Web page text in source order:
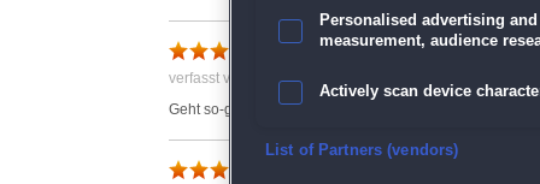
Naja
verfasst von Anonym am 19.02.2019 um 15:33
Geht so-ganz schön eintönig
Personalised advertising
measurement, audience
Actively scan device
Ensure security, prevent
List of Partners (vendors)